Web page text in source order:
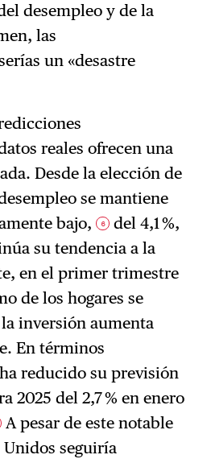
desempleo y de la
las
un «desastre
reales ofrecen una
Desde la elección de
se mantiene
bajo, 6
del 4,1 %,
su tendencia a la
en el primer trimestre
de los hogares se
inversión aumenta
En términos
reducido su previsión
2025 del 2,7 % en enero
A pesar de este notable
Unidos seguiría